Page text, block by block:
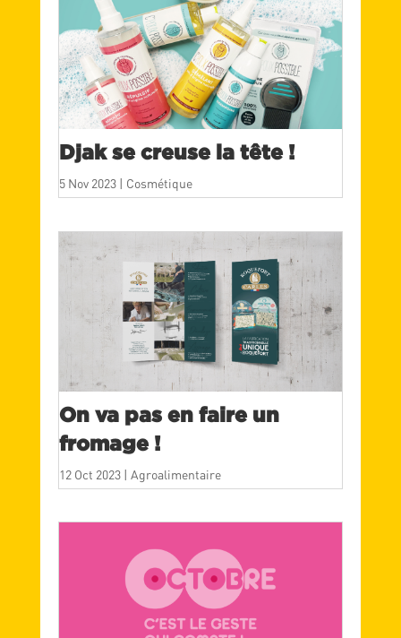
Djak se creuse la tête !
5 Nov 2023| Cosmétique
On va pas en faire un
fromage !
12 Oct 2023| Agroalimentaire